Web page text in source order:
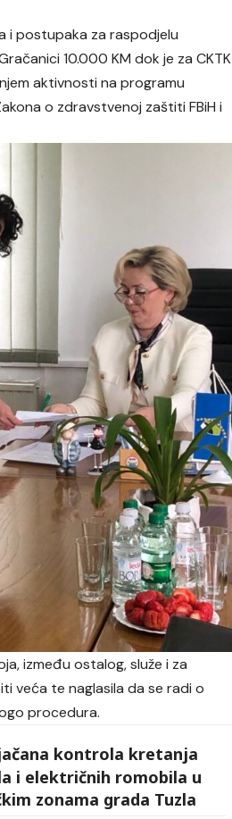
i postupaka za raspodjelu
10.000 KM dok je za CKTK
aktivnosti na programu
o zdravstvenoj zaštiti FBiH i
između ostalog, služe i za
veća te naglasila da se radi o
procedura.
kontrola kretanja
i električnih romobila u
zonama grada Tuzla